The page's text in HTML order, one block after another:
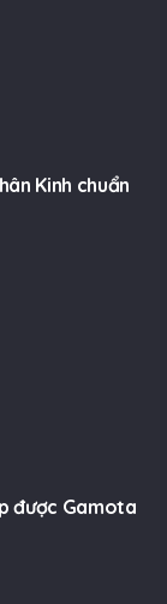
Kinh chuẩn
được Gamota